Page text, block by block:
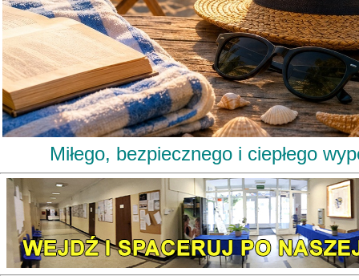
Miłego, bezpiecznego i ciepłego